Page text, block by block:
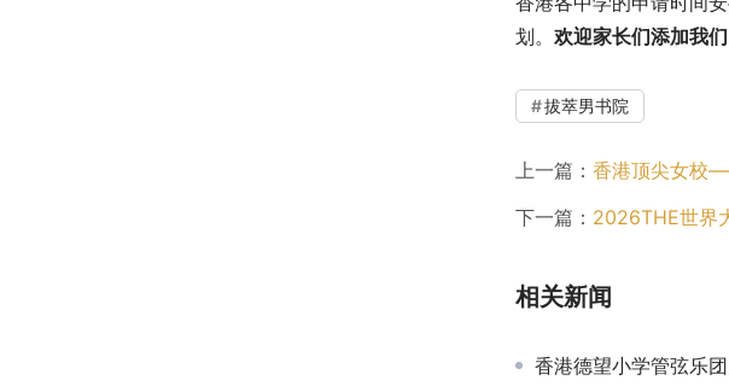
划。 欢迎家长们添加我
拔萃男书院
上一篇： 香港顶尖女校
下一篇： 2026THE世界
相关新闻
香港德望小学管弦乐团大放